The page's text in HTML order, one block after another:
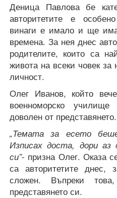
Деница Павлова бе
авторитетите е
винаги е имало и ще
времена. За нея днес
родителите, които са
живота на всеки човек за
личност.
Олег Иванов, който
военноморско
доволен от представянето.
„Темата за есето
Изписах доста, дори
си”- призна Олег. Оказа
са авторитетите днес,
сложен. Въпреки
представянето си.